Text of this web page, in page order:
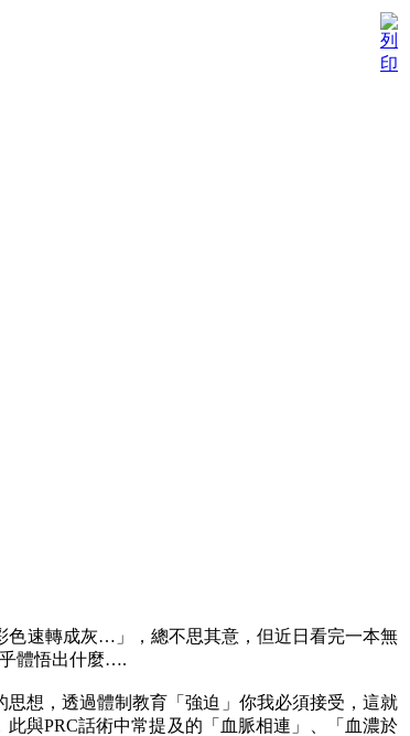
速轉成灰…」，總不思其意，但近日看完一本無
體悟出什麼….
思想，透過體制教育「強迫」你我必須接受，這就
與PRC話術中常提及的「血脈相連」、「血濃於